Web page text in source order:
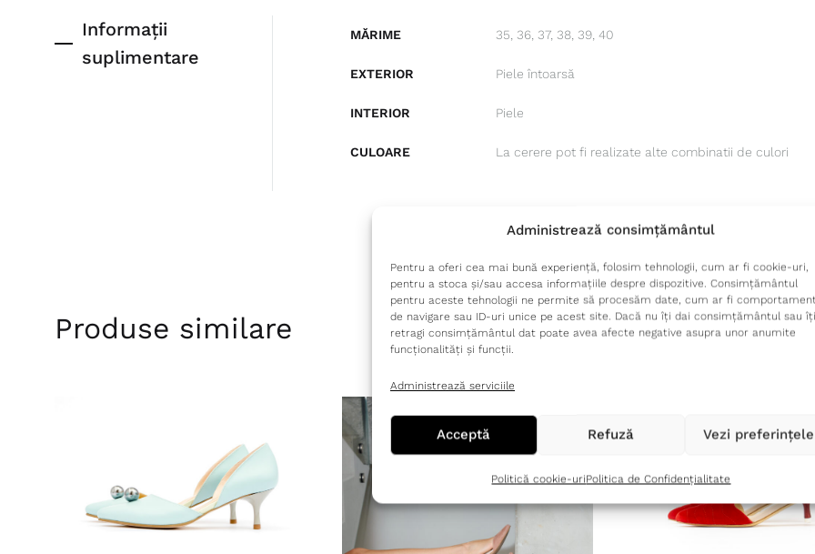
Administrează consimțământul
Pentru a oferi cea mai bună experiență, folosim tehnologii, cum ar fi cookie-uri,
pentru a stoca și/sau accesa informațiile despre dispozitive. Consimțământul
pentru aceste tehnologii ne permite să procesăm date, cum ar fi
de navigare sau ID-uri unice pe acest site. Dacă nu îți dai consimțământul sau îți
retragi consimțământul dat poate avea afecte negative asupra unor anumite
funcționalități și funcții.
Administrează serviciile
Acceptă Refuză Vezi preferințele
Politică cookie-uriPolitica de Confidențialitate
Informații
suplimentare
MĂRIME 35, 36, 37, 38, 39, 40
EXTERIOR Piele întoarsă
INTERIOR Piele
CULOARE La cerere pot fi realizate alte combinatii de culori
Produse similare